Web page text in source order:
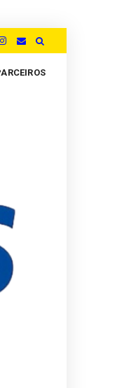
um grito por justiça e